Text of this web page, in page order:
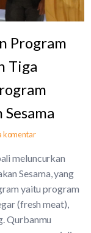
Program
Tiga
komentar
meluncurkan
Sesama, yang
yaitu program
(fresh meat),
Qurbanmu